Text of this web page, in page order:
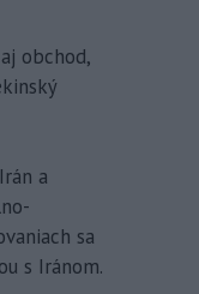
obchod,
a
sa
s Iránom.